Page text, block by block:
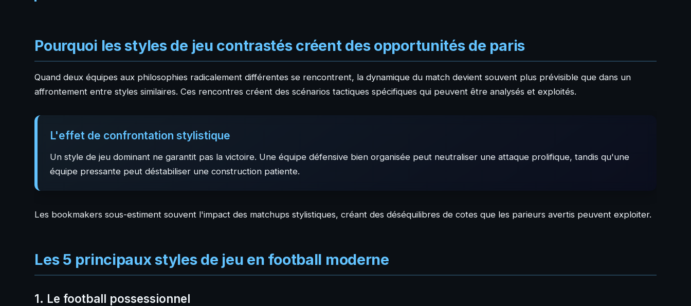
Pourquoi les styles de jeu contrastés créent des opportunités de paris
Quand deux équipes aux philosophies radicalement différentes se rencontrent, la dynamique du match devient souvent plus prévisible que dans un
affrontement entre styles similaires. Ces rencontres créent des scénarios tactiques spécifiques qui peuvent être analysés et exploités.
L'effet de confrontation stylistique
Un style de jeu dominant ne garantit pas la victoire. Une équipe défensive bien organisée peut neutraliser une attaque prolifique, tandis qu'une
équipe pressante peut déstabiliser une construction patiente.
Les bookmakers sous-estiment souvent l'impact des matchups stylistiques, créant des déséquilibres de cotes que les parieurs avertis peuvent exploiter.
Les 5 principaux styles de jeu en football moderne
1. Le football possessionnel